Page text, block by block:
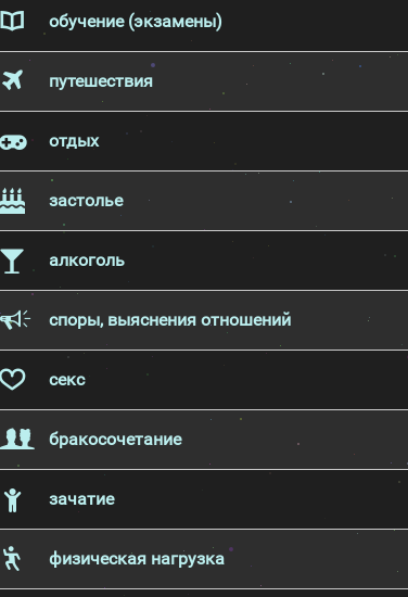
обучение (экзамены)
путешествия
отдых
застолье
алкоголь
споры, выяснения отношений
секс
бракосочетание
зачатие
физическая нагрузка